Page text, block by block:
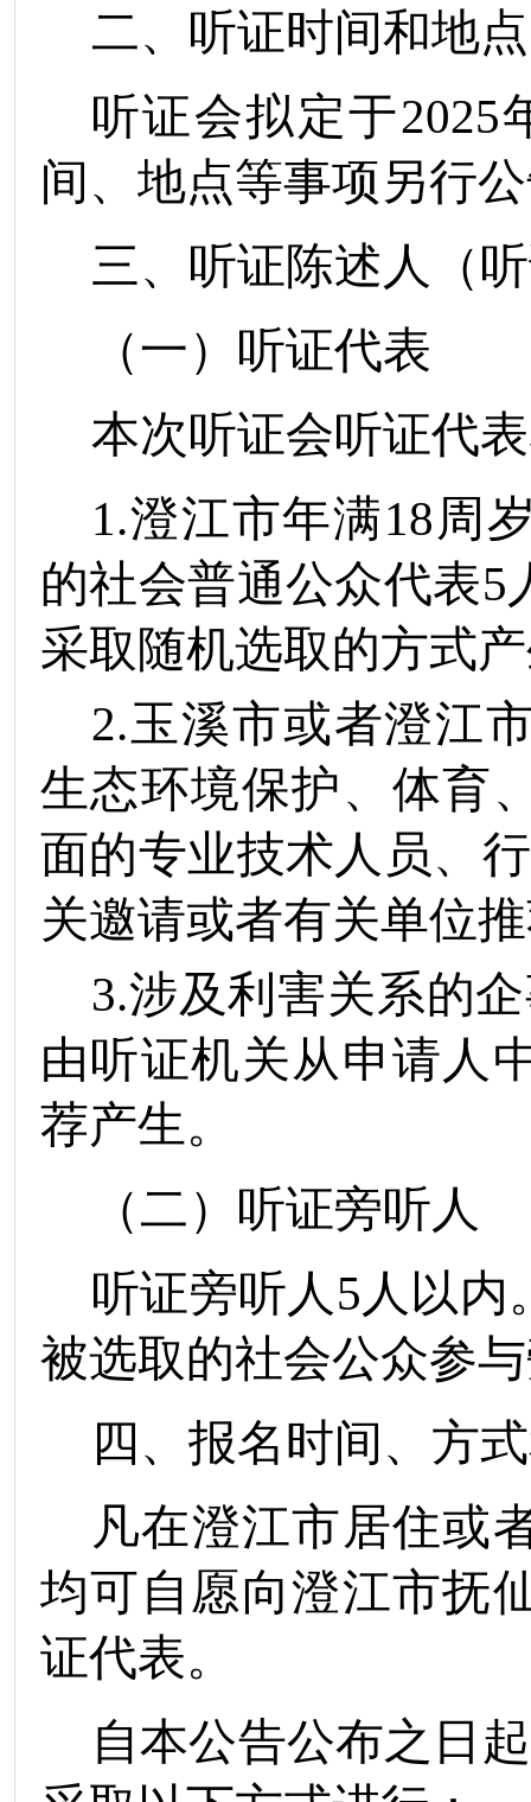
二、听证时间和地点
听证会拟定于2025
间、地点等事项另行
三、听证陈述人（
（一）听证代表
本次听证会听证代
1.澄江市年满18周
的社会普通公众代表5
采取随机选取的方式
2.玉溪市或者澄江
生态环境保护、体育
面的专业技术人员、
关邀请或者有关单位
3.涉及利 害关系的
由听证机关从申请人
荐产生。
（二）听证旁听人
听证旁听人 5人以内
被选取的社会公众参
四、报名时间、方
凡在澄江市居住或
均可自愿向澄江市抚
证代表。
自本公告公布之日